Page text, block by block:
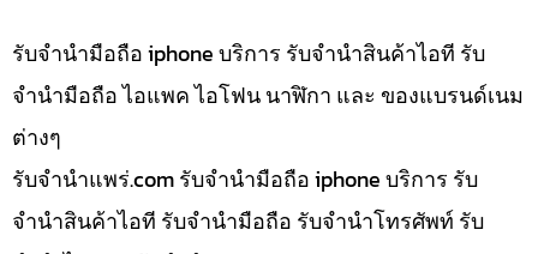
รับจำนำมือถือ iphone บริการ รับจำนำสินค้าไอที รับ
จำนำมือถือ ไอแพค ไอโฟน นาฬิกา และ ของแบรนด์เนม
ต่างๆ
รับจํานําแพร่.com รับจำนำมือถือ iphone บริการ รับ
จำนำสินค้าไอที รับจำนำมือถือ รับจำนำโทรศัพท์ รับ